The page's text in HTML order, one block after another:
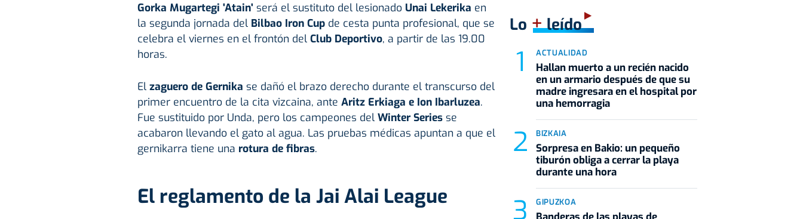
Gorka Mugartegi 'Atain' será el sustituto del lesionado Unai Lekerika en
la segunda jornada del Bilbao Iron Cupde cesta punta profesional, que se
celebra el viernes en el frontón delClub Deportivo, a partir de las 19.00
horas.
El zaguero de Gernika se dañó el brazo derecho durante el transcurso del
primer encuentro de la cita vizcaina, ante Aritz Erkiaga e Ion Ibarluzea.
Fue sustituido por Unda, pero los campeones delWinter Seriesse
acabaron llevando el gato al agua. Las pruebas médicas apuntan a que el
gernikarra tiene una rotura de fibras.
El reglamento de la Jai Alai League
Lo +leído
ACTUALIDAD
Hallan muerto a un recién nacido
en un armario después de que su
madre ingresara en el hospital por
una hemorragia
BIZKAIA
Sorpresa en Bakio: un pequeño
tiburón obliga a cerrar la playa
durante una hora
GIPUZKOA